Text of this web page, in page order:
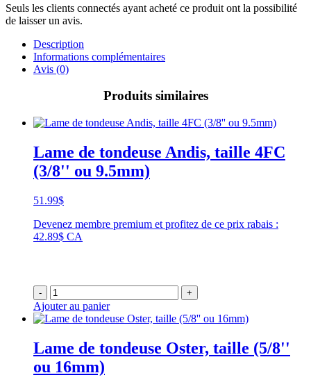
Seuls les clients connectés ayant acheté ce produit ont la possibilité
de laisser un avis.
Description
Informations complémentaires
Avis (0)
Produits similaires
Lame de tondeuse Andis, taille 4FC
(3/8'' ou 9.5mm)
51.99$
Devenez membre premium et profitez de ce prix rabais :
42.89$ CA
- +
Ajouter au panier
Lame de tondeuse Oster, taille (5/8''
ou 16mm)